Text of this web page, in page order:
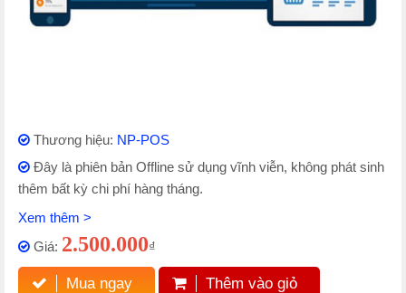
Thương hiệu: NP-POS
Đây là phiên bản Offline sử dụng vĩnh viễn, không phát sinh
thêm bất kỳ chi phí hàng tháng.
Xem thêm >
Giá: 2.500.000₫
Mua ngay Thêm vào giỏ